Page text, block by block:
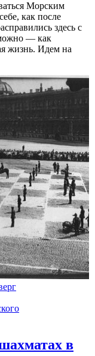
Морским
как после
здесь с
— как
жизнь. Идем на
в